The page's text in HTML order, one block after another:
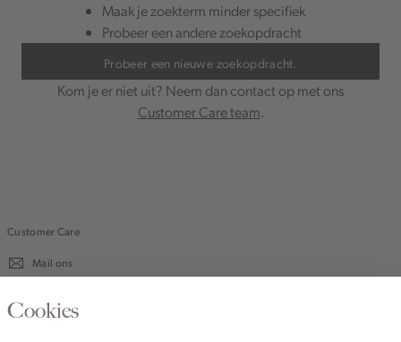
Maak je zoekterm minder specifiek
Probeer een andere zoekopdracht
Probeer een nieuwe zoekopdracht.
Kom je er niet uit? Neem dan contact op met ons
Customer Care team.
Customer Care
Mail ons
020 - 3412 670
Cookies